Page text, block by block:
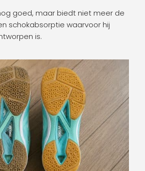
goed, maar biedt niet meer de
schokabsorptie waarvoor hij
is.